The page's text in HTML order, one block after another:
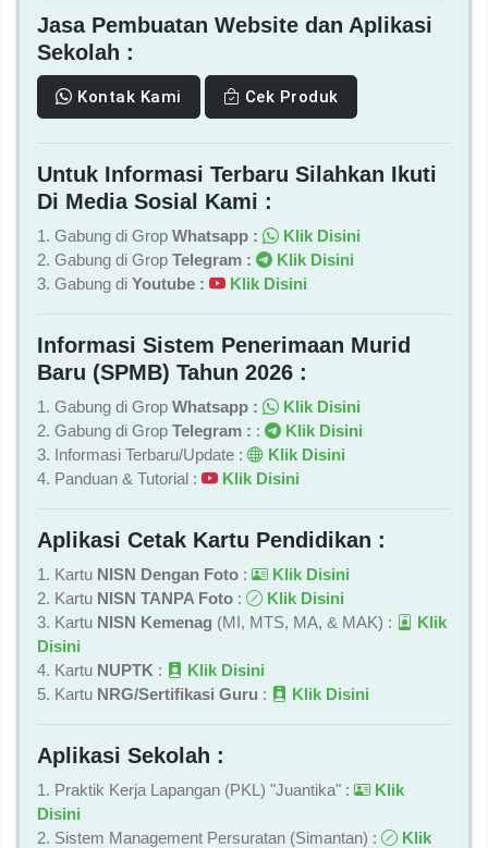
Jasa Pembuatan Website dan Aplikasi
Sekolah :
Kontak Kami Cek Produk
Untuk Informasi Terbaru Silahkan Ikuti
Di Media Sosial Kami :
1. Gabung di Grop Whatsapp :
Klik Disini
2. Gabung di Grop Telegram :
Klik Disini
3. Gabung di Youtube : Klik Disini
Informasi Sistem Penerimaan Murid
Baru (SPMB) Tahun 2026 :
1. Gabung di Grop Whatsapp :
Klik Disini
2. Gabung di Grop Telegram : :
Klik Disini
3. Informasi Terbaru/Update :
Klik Disini
4. Panduan & Tutorial :
Klik Disini
Aplikasi Cetak Kartu Pendidikan :
1. Kartu NISN Dengan Foto :
Klik Disini
2. Kartu NISN TANPA Foto :
Klik Disini
3. Kartu NISN Kemenag (MI, MTS, MA, & MAK) :
Klik
Disini
4. Kartu NUPTK :
Klik Disini
5. Kartu NRG/Sertifikasi Guru : Klik Disini
Aplikasi Sekolah :
1. Praktik Kerja Lapangan (PKL) "Juantika" :
Klik
Disini
2. Sistem Management Persuratan (Simantan) :
Klik